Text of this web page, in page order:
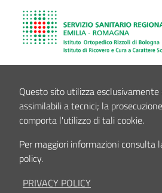
Questo sito utilizza
assimilabili a tecnici; la
comporta l'utilizzo di tali cookie.
Per maggiori informazioni consulta
policy.
PRIVACY POLICY